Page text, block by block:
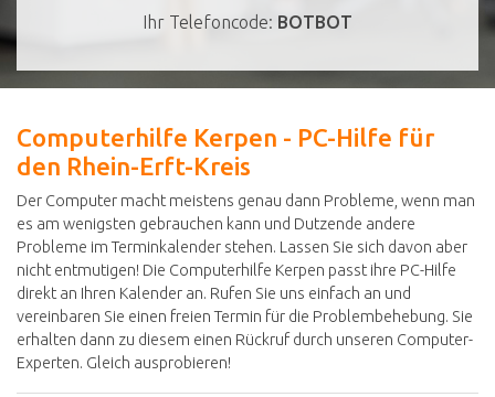
Ihr Telefoncode: BOTBOT
Computerhilfe Kerpen - PC-Hilfe für
den Rhein-Erft-Kreis
Der Computer macht meistens genau dann Probleme, wenn man
es am wenigsten gebrauchen kann und Dutzende andere
Probleme im Terminkalender stehen. Lassen Sie sich davon aber
nicht entmutigen! Die Computerhilfe Kerpen passt ihre PC-Hilfe
direkt an Ihren Kalender an. Rufen Sie uns einfach an und
vereinbaren Sie einen freien Termin für die Problembehebung. Sie
erhalten dann zu diesem einen Rückruf durch unseren Computer-
Experten. Gleich ausprobieren!